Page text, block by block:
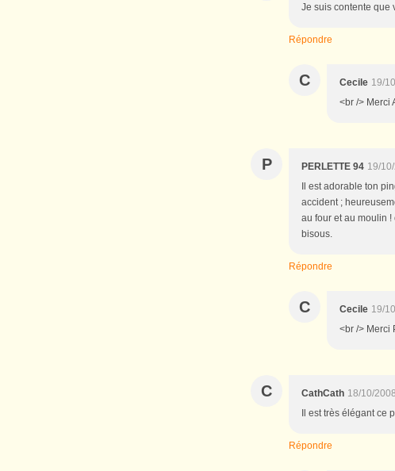
Je suis contente que
Répondre
C Cecile 19/
<br /> Merci
P PERLETTE 94 19/
Il est adorable ton
accident ;
au four et au moulin
bisous.
Répondre
C Cecile 19/
<br /> Merci
C CathCath 18/10/
Il est très élégant ce
Répondre